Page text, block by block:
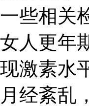
一些相关
女人更年
现激素水
月经紊乱